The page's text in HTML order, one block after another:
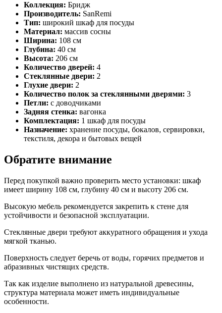
Коллекция: Бридж
Производитель: SanRemi
Тип: широкий шкаф для посуды
Материал: массив сосны
Ширина: 108 см
Глубина: 40 см
Высота: 206 см
Количество дверей: 4
Стеклянные двери: 2
Глухие двери: 2
Количество полок за стеклянными дверями: 3
Петли: с доводчиками
Задняя стенка: вагонка
Комплектация: 1 шкаф для посуды
Назначение: хранение посуды, бокалов, сервировки,
текстиля, декора и бытовых вещей
Обратите внимание
Перед покупкой важно проверить место установки: шкаф
имеет ширину 108 см, глубину 40 см и высоту 206 см.
Высокую мебель рекомендуется закрепить к стене для
устойчивости и безопасной эксплуатации.
Стеклянные двери требуют аккуратного обращения и ухода
мягкой тканью.
Поверхность следует беречь от воды, горячих предметов и
абразивных чистящих средств.
Так как изделие выполнено из натуральной древесины,
структура материала может иметь индивидуальные
особенности.